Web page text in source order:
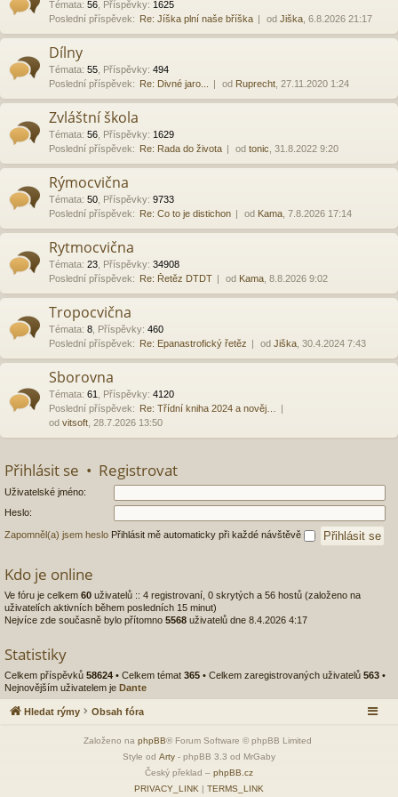
Témata: 56 Příspěvky: 1625
Poslední příspěvek: Re: Jíška plní naše bříška od Jiška , 6.8.2026 21:17
Dílny
Témata: 55 Příspěvky: 494
Poslední příspěvek: Re: Divné jaro... od Ruprecht , 27.11.2020 1:24
Zvláštní škola
Témata: 56 Příspěvky: 1629
Poslední příspěvek: Re: Rada do života od tonic , 31.8.2022 9:20
Rýmocvična
Témata: 50 Příspěvky: 9733
Poslední příspěvek: Re: Co to je distichon od Kama , 7.8.2026 17:14
Rytmocvična
Témata: 23 Příspěvky: 34908
Poslední příspěvek: Re: Řetěz DTDT od Kama , 8.8.2026 9:02
Tropocvična
Témata: 8 Příspěvky: 460
Poslední příspěvek: Re: Epanastrofický řetěz od Jiška , 30.4.2024 7:43
Sborovna
Témata: 61 Příspěvky: 4120
Poslední příspěvek: Re: Třídní kniha 2024 a nověj…
od vitsoft , 28.7.2026 13:50
Přihlásit se • Registrovat
Uživatelské jméno:
Heslo:
Zapomněl(a) jsem heslo Přihlásit mě automaticky při každé návštěvě
Kdo je online
Ve fóru je celkem 60 uživatelů :: 4 registrovaní, 0 skrytých a 56 hostů (založeno na
uživatelích aktivních během posledních 15 minut)
Nejvíce zde současně bylo přítomno 5568 uživatelů dne 8.4.2026 4:17
Statistiky
Celkem příspěvků 58624 • Celkem témat 365 • Celkem zaregistrovaných uživatelů 563 •
Nejnovějším uživatelem je Dante
Hledat rýmy Obsah fóra
Založeno na phpBB® Forum Software © phpBB Limited
Style od Arty - phpBB 3.3 od MrGaby
Český překlad – phpBB.cz
PRIVACY_LINK | TERMS_LINK